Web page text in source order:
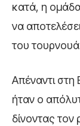
κατά, η ομάδα
να
του
Απέναντι στη
ήταν ο
δίνοντας